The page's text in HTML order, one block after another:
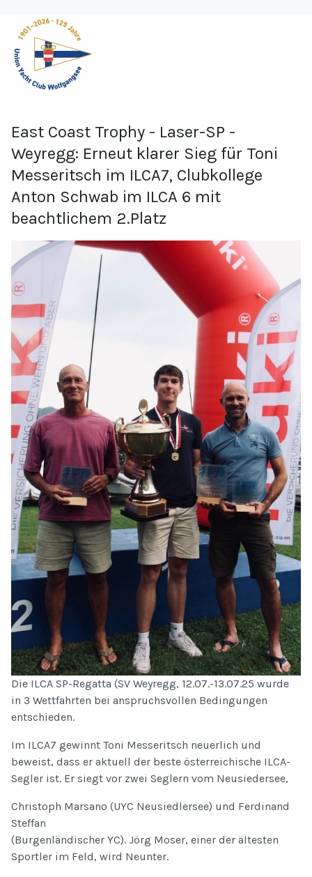
East Coast Trophy - Laser-SP -
Weyregg: Erneut klarer Sieg für Toni
Messeritsch im ILCA7, Clubkollege
Anton Schwab im ILCA 6 mit
beachtlichem 2.Platz
Die ILCA SP-Regatta (SV Weyregg, 12.07.-13.07.25 wurde
in 3 Wettfahrten bei anspruchsvollen Bedingungen
entschieden.
Im ILCA7 gewinnt Toni Messeritsch neuerlich und
beweist, dass er aktuell der beste österreichische ILCA-
Segler ist. Er siegt vor zwei Seglern vom Neusiedersee,
Christoph Marsano (UYC Neusiedlersee) und Ferdinand
Steffan
(Burgenländischer YC). Jörg Moser, einer der ältesten
Sportler im Feld, wird Neunter.